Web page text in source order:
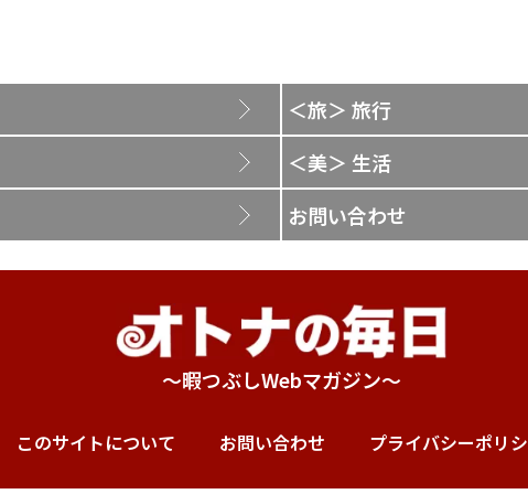
＜旅＞ 旅行
＜美＞ 生活
お問い合わせ
～暇つぶしWebマガジン～
このサイトについて お問い合わせ プライバシーポリ